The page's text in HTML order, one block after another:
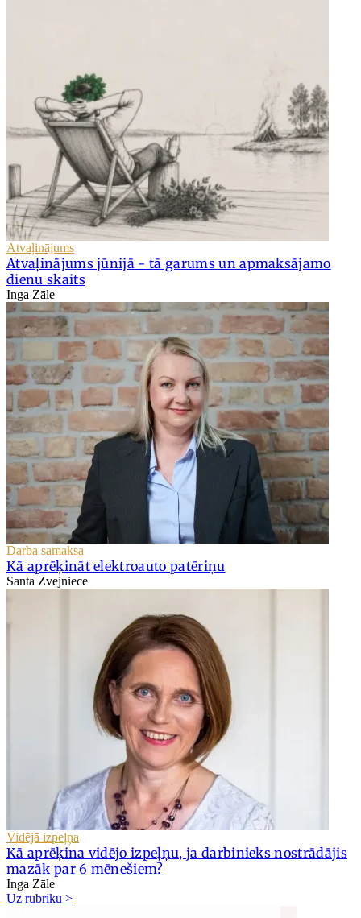
Atvaļinājums
Atvaļinājums jūnijā - tā garums un apmaksājamo
dienu skaits
Inga Zāle
Darba samaksa
Kā aprēķināt elektroauto patēriņu
Santa Zvejniece
Vidējā izpeļņa
Kā aprēķina vidējo izpeļņu, ja darbinieks nostrādājis
mazāk par 6 mēnešiem?
Inga Zāle
Uz rubriku >